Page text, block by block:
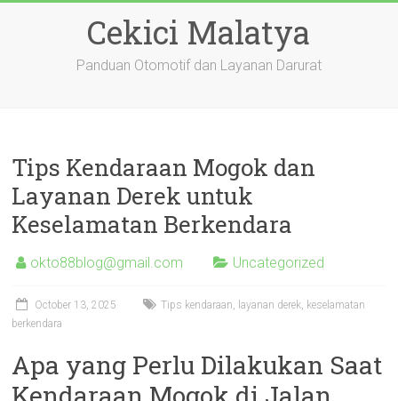
Cekici Malatya
Panduan Otomotif dan Layanan Darurat
Tips Kendaraan Mogok dan
Layanan Derek untuk
Keselamatan Berkendara
okto88blog@gmail.com Uncategorized
October 13, 2025
Tips kendaraan, layanan derek, keselamatan
berkendara
Apa yang Perlu Dilakukan Saat